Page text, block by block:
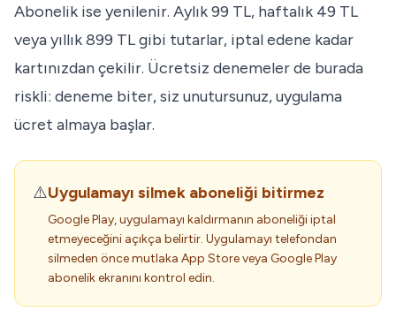
Abonelik ise yenilenir. Aylık 99 TL, haftalık 49 TL
veya yıllık 899 TL gibi tutarlar, iptal edene kadar
kartınızdan çekilir. Ücretsiz denemeler de burada
riskli: deneme biter, siz unutursunuz, uygulama
ücret almaya başlar.
⚠️Uygulamayı silmek aboneliği bitirmez
Google Play, uygulamayı kaldırmanın aboneliği iptal
etmeyeceğini açıkça belirtir. Uygulamayı telefondan
silmeden önce mutlaka App Store veya Google Play
abonelik ekranını kontrol edin.